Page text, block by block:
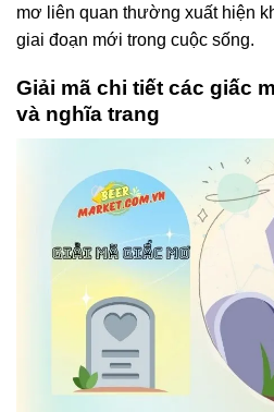
mơ liên quan thường xuất hiện
giai đoạn mới trong cuộc sống.
Giải mã chi tiết các giấc
và nghĩa trang